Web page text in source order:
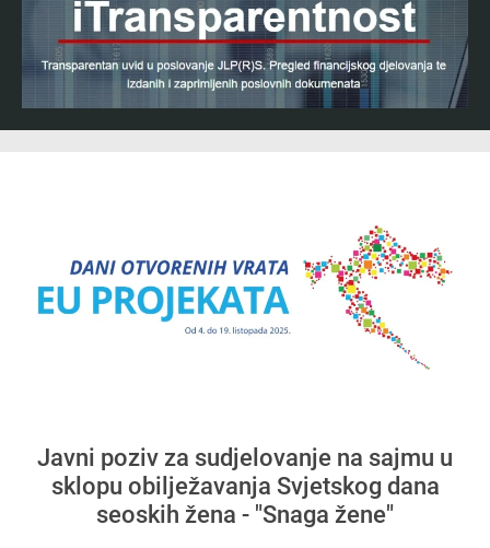
Javni poziv za sudjelovanje na sajmu u
sklopu obilježavanja Svjetskog dana
seoskih žena - "Snaga žene"